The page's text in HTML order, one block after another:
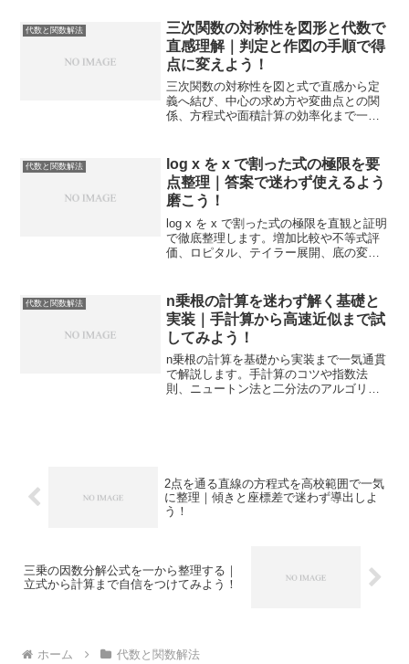
代数と関数解法
三次関数の対称性を図形と代数で
直感理解｜判定と作図の手順で得
点に変えよう！
三次関数の対称性を図と式で直感から定
義へ結び、中心の求め方や変曲点との関
係、方程式や面積計算の効率化まで一気
代数と関数解法
log x を x で割った式の極限を要
点整理｜答案で迷わず使えるよう
磨こう！
log x を x で割った式の極限を直観と証明
で徹底整理します。増加比較や不等式評
価、ロピタル、テイラー展開、底の変換
代数と関数解法
n乗根の計算を迷わず解く基礎と
実装｜手計算から高速近似まで試
してみよう！
n乗根の計算を基礎から実装まで一気通貫
で解説します。手計算のコツや指数法
則、ニュートン法と二分法のアルゴリズ
2点を通る直線の方程式を高校範囲で一気
に整理｜傾きと座標差で迷わず導出しよ
う！
三乗の因数分解公式を一から整理する｜
立式から計算まで自信をつけてみよう！
ホーム 代数と関数解法